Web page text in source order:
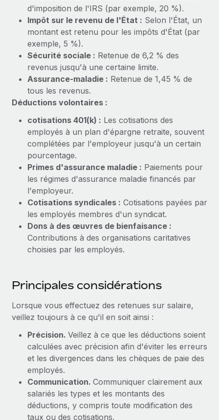
Phiture, un leader notable du conseil en matière de
croissance mobile internationale, encourage les...
En savoir plus
d'imposition de l'IRS (par exemple, 20 %).
Impôt sur le revenu de l'État : Selon l'État, un
montant est retenu pour les impôts d'État (par
exemple, 5 %).
Sécurité sociale : Retenue de 6,2 % des
revenus jusqu'à une certaine limite.
Assurance-maladie : Retenue de 1,45 % de
tous les revenus.
Déductions volontaires :
cotisations 401(k) : Les cotisations des
employés à un plan d'épargne retraite, souvent
complétées par l'employeur jusqu'à un certain
pourcentage.
Primes d'assurance maladie : Paiements pour
les régimes d'assurance maladie financés par
l'employeur.
Cotisations syndicales : Cotisations payées par
les employés membres d'un syndicat.
Dons à des œuvres de bienfaisance :
Contributions à des organisations caritatives
choisies par les employés.
Principales considérations
Lorsque vous effectuez des retenues sur salaire,
veillez toujours à ce qu'il en soit ainsi :
Précision. Veillez à ce que les déductions soient
calculées avec précision afin d'éviter les erreurs
et les divergences dans les chèques de paie des
employés.
Communication. Communiquer clairement aux
salariés les types et les montants des
déductions, y compris toute modification des
taux ou des cotisations.